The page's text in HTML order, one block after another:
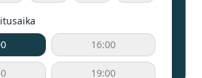
16:00
19:00